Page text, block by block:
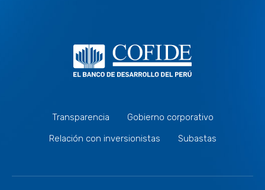
Transparencia
Gobierno corporativo
Relación con inversionistas
Subastas